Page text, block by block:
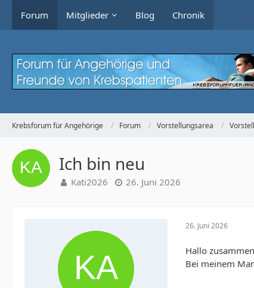
Forum Mitglieder Blog Chronik
Krebsforum für Angehörige Forum Vorstellungsarea
Ich bin neu
Kati2026 26. Juni 2026
26. Juni 2026
Hallo zusammen
Bei meinem